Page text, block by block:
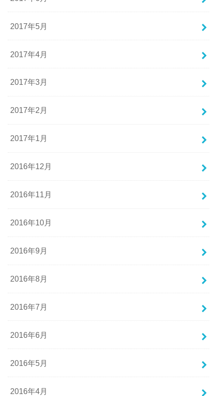
2017年5月
2017年4月
2017年3月
2017年2月
2017年1月
2016年12月
2016年11月
2016年10月
2016年9月
2016年8月
2016年7月
2016年6月
2016年5月
2016年4月